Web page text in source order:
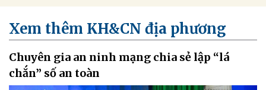
Xem thêm KH&CN địa phương
Chuyên gia an ninh mạng chia sẻ lập “lá
chắn” số an toàn